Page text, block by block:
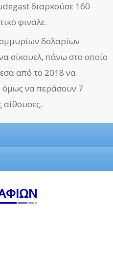
διαρκούσε 160
φινάλε.
δολαρίων
σίκουελ, πάνω στο οποίο
από το 2018 να
όμως να περάσουν 7
αίθουσες.